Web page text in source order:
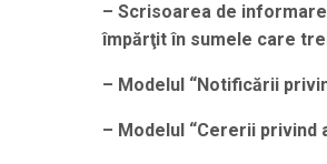
– Scrisoarea de
împărţit în sumele care
– Modelul “Notificării
– Modelul “Cererii privind